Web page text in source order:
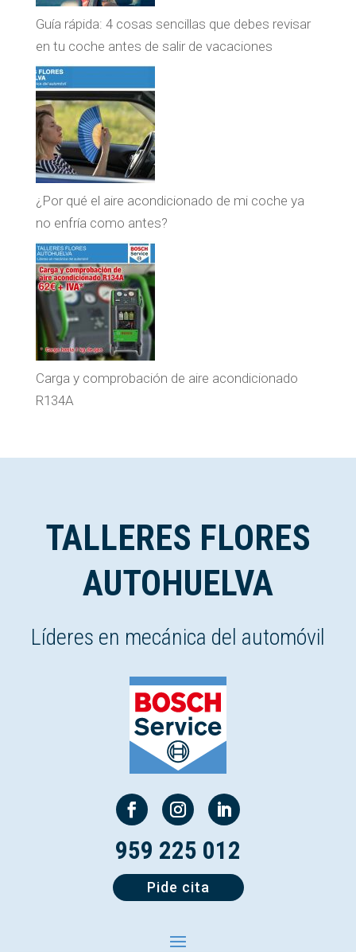
Guía rápida: 4 cosas sencillas que debes revisar
en tu coche antes de salir de vacaciones
¿Por qué el aire acondicionado de mi coche ya
no enfría como antes?
Carga y comprobación de aire acondicionado
R134A
TALLERES FLORES
AUTOHUELVA
Líderes en mecánica del automóvil
959 225 012
Pide cita